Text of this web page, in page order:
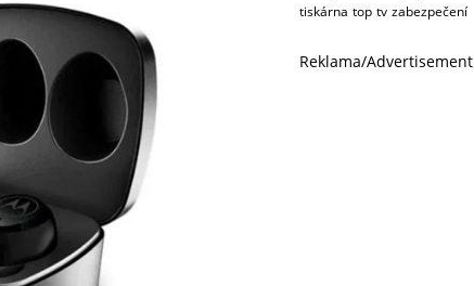
tiskárna top tv zabezpečení
Reklama/Advertisement